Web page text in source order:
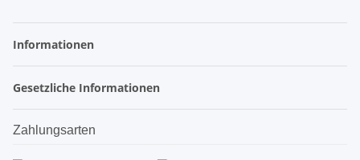
Informationen
Gesetzliche Informationen
Zahlungsarten